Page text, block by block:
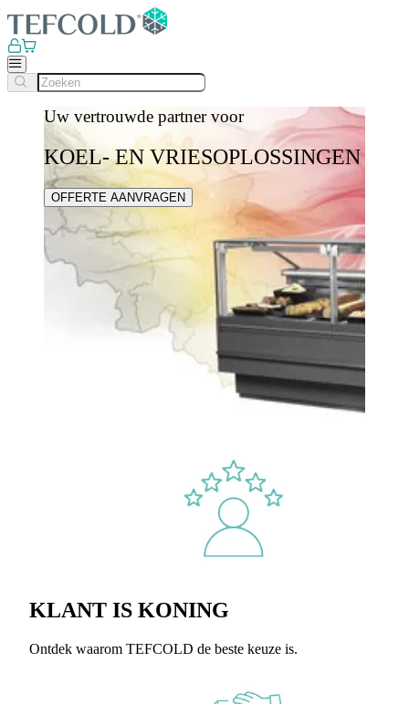
Uw vertrouwde partner voor
KOEL- EN VRIESOPLOSSINGEN
OFFERTE AANVRAGEN
KLANT IS KONING
Ontdek waarom TEFCOLD de beste keuze is.